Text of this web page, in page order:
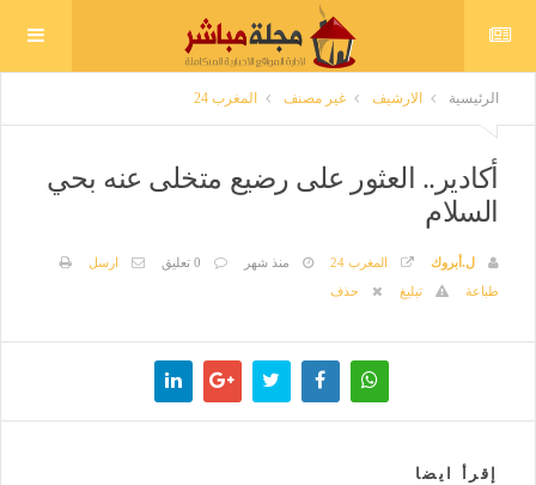
الرئيسية الارشيف غير مصنف المغرب 24
أكادير.. العثور على رضيع متخلى عنه بحي
السلام
ل.أبروك المغرب 24 منذ شهر 0 تعليق
ارسل
طباعة
تبليغ حذف
إقرأ ايضا